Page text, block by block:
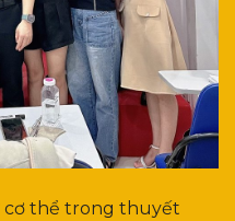
cơ thể trong thuyết